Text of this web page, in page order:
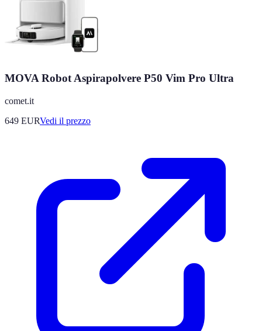
MOVA Robot Aspirapolvere P50 Vim Pro Ultra
comet.it
649 EURVedi il prezzo